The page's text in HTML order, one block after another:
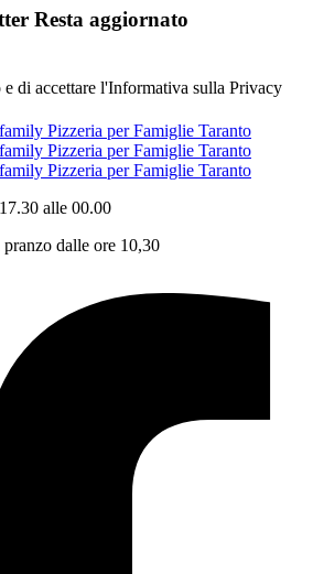
Resta aggiornato
di accettare l'Informativa sulla Privacy
alle 00.00
dalle ore 10,30